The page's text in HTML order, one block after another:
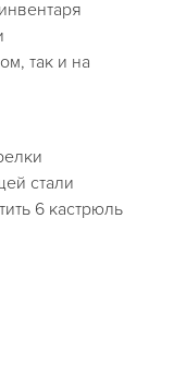
так и на
стали
6 кастрюль